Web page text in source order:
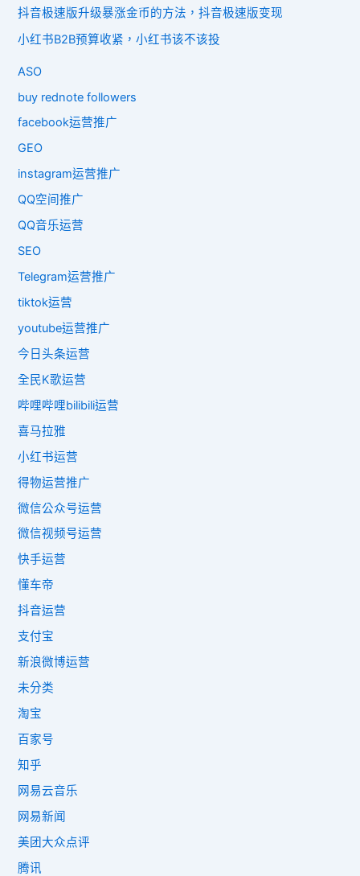
抖音极速版升级暴涨金币的方法，抖音极速版变现
小红书B2B预算收紧，小红书该不该投
ASO
buy rednote followers
facebook运营推广
GEO
instagram运营推广
QQ空间推广
QQ音乐运营
SEO
Telegram运营推广
tiktok运营
youtube运营推广
今日头条运营
全民K歌运营
哔哩哔哩bilibili运营
喜马拉雅
小红书运营
得物运营推广
微信公众号运营
微信视频号运营
快手运营
懂车帝
抖音运营
支付宝
新浪微博运营
未分类
淘宝
百家号
知乎
网易云音乐
网易新闻
美团大众点评
腾讯